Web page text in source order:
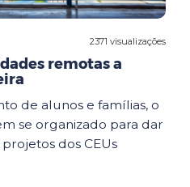
2371 visualizações
remotas a
de alunos e famílias, o
se organizado para dar
dos CEUs